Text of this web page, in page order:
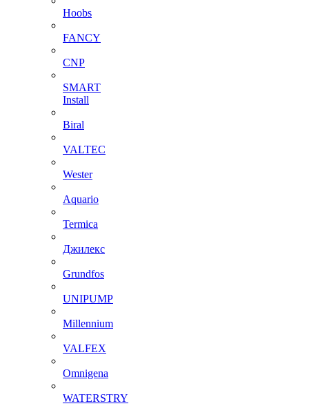
Hoobs
FANCY
CNP
SMART
Install
Biral
VALTEC
Wester
Aquario
Termica
Джилекс
Grundfos
UNIPUMP
Millennium
VALFEX
Omnigena
WATERSTRY